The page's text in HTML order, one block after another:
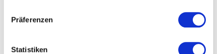
Präferenzen
Statistiken
EV chargers